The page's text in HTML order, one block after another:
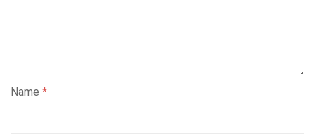
Name *